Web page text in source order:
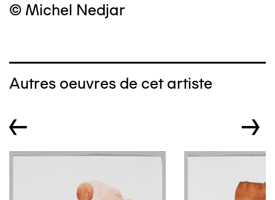
© Michel Nedjar
Autres oeuvres de cet artiste
← →